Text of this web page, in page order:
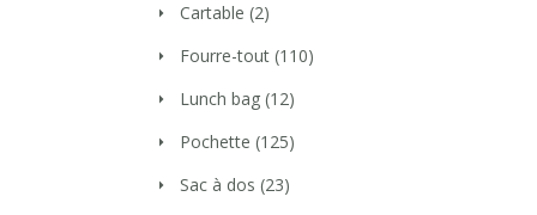
Cartable (2)
Fourre-tout (110)
Lunch bag (12)
Pochette (125)
Sac à dos (23)